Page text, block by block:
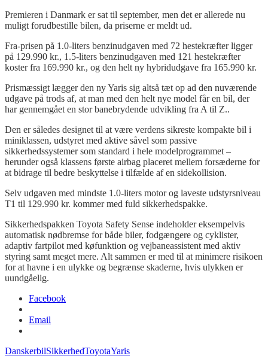
Premieren i Danmark er sat til september, men det er allerede nu
muligt forudbestille bilen, da priserne er meldt ud.
Fra-prisen på 1.0-liters benzinudgaven med 72 hestekræfter ligger
på 129.990 kr., 1.5-liters benzinudgaven med 121 hestekræfter
koster fra 169.990 kr., og den helt ny hybridudgave fra 165.990 kr.
Prismæssigt lægger den nyYaris sig altså tæt op ad den nuværende
udgave på trods af, at man med den helt nye model får en bil, der
har gennemgået en stor banebrydende udvikling fra A til Z..
Den er således designet til at være verdens sikreste kompakte bil i
miniklassen, udstyret med aktive såvel som passive
sikkerhedssystemer som standard i hele modelprogrammet –
herunder også klassens første airbag placeret mellem forsæderne for
at bidrage til bedre beskyttelse i tilfælde af en sidekollision.
Selv udgaven med mindste 1.0-liters motor og laveste udstyrsniveau
T1 til 129.990 kr. kommer med fuld sikkerhedspakke.
Sikkerhedspakken Toyota Safety Sense indeholder eksempelvis
automatisk nødbremse for både biler, fodgængere og cyklister,
adaptiv fartpilot med køfunktion og vejbaneassistent med aktiv
styring samt meget mere. Alt sammen er med til at minimere risikoen
for at havne i en ulykke og begrænse skaderne, hvis ulykken er
uundgåelig.
Facebook
Email
DanskerbilSikkerhedToyotaYaris